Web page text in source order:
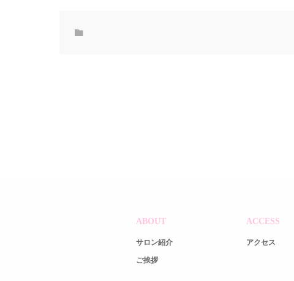
ABOUT
サロン紹介
ご挨拶
ACCESS
アクセス